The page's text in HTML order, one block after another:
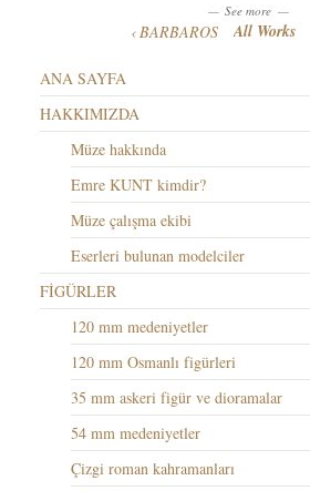
See more
BARBAROS All Works
ANA SAYFA
HAKKIMIZDA
Müze hakkında
Emre KUNT kimdir?
Müze çalışma ekibi
Eserleri bulunan modelciler
FİGÜRLER
120 mm medeniyetler
120 mm Osmanlı figürleri
35 mm askeri figür ve dioramalar
54 mm medeniyetler
Çizgi roman kahramanları